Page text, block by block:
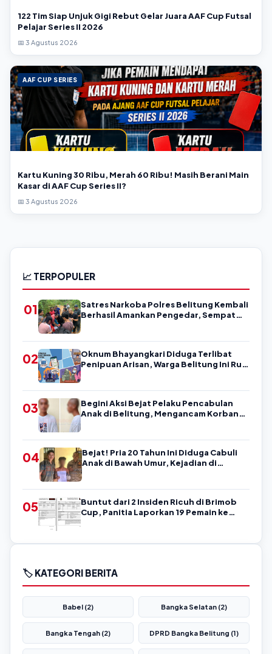
122 Tim Siap Unjuk Gigi Rebut Gelar Juara AAF Cup Futsal
Pelajar Series II 2026
📅 3 Agustus 2026
AAF CUP SERIES
Kartu Kuning 30 Ribu, Merah 60 Ribu! Masih Berani Main
Kasar di AAF Cup Series II?
📅 3 Agustus 2026
📈 TERPOPULER
01
Satres Narkoba Polres Belitung Kembali
Berhasil Amankan Pengedar, Sempat
02
Oknum Bhayangkari Diduga Terlibat
Penipuan Arisan, Warga Belitung Ini Rugi
03
Begini Aksi Bejat Pelaku Pencabulan
Anak di Belitung, Mengancam Korban
04
Bejat! Pria 20 Tahun Ini Diduga Cabuli
Anak di Bawah Umur, Kejadian di
05
Buntut dari 2 Insiden Ricuh di Brimob
Cup, Panitia Laporkan 19 Pemain ke
🏷️ KATEGORI BERITA
Babel (2) Bangka Selatan (2)
Bangka Tengah (2) DPRD Bangka Belitung (1)